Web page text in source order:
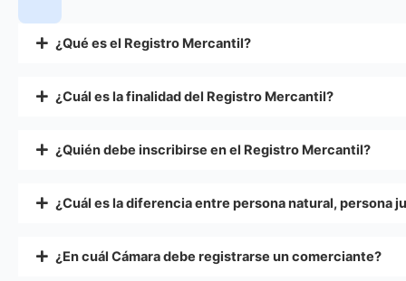
¿Qué es el Registro Mercantil?
¿Cuál es la finalidad del Registro Mercantil?
¿Quién debe inscribirse en el Registro Mercantil?
¿Cuál es la diferencia entre persona natural, persona
¿En cuál Cámara debe registrarse un comerciante?